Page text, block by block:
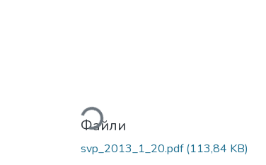
Вантажиться...
Файли
svp_2013_1_20.pdf(113,84 KB)